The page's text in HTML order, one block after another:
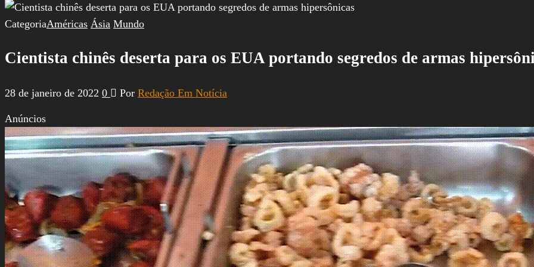
por:
CategoriaAméricas Ásia Mundo
Cientista chinês deserta para os EUA portando segredos de armas
28 de janeiro de 2022 0 Por Redação Em Notícia
Anúncios